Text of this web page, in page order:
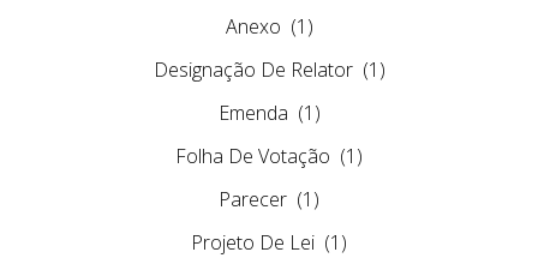
Anexo (1)
Designação De Relator (1)
Emenda (1)
Folha De Votação (1)
Parecer (1)
Projeto De Lei (1)